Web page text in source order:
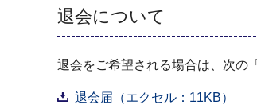
退会について
退会をご希望される場合は、次の「
退会届（エクセル：11KB）